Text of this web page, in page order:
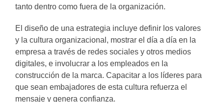
tanto dentro como fuera de la organización.
El diseño de una estrategia incluye definir los valores
y la cultura organizacional, mostrar el día a día en la
empresa a través de redes sociales y otros medios
digitales, e involucrar a los empleados en la
construcción de la marca. Capacitar a los líderes para
que sean embajadores de esta cultura refuerza el
mensaje y genera confianza.